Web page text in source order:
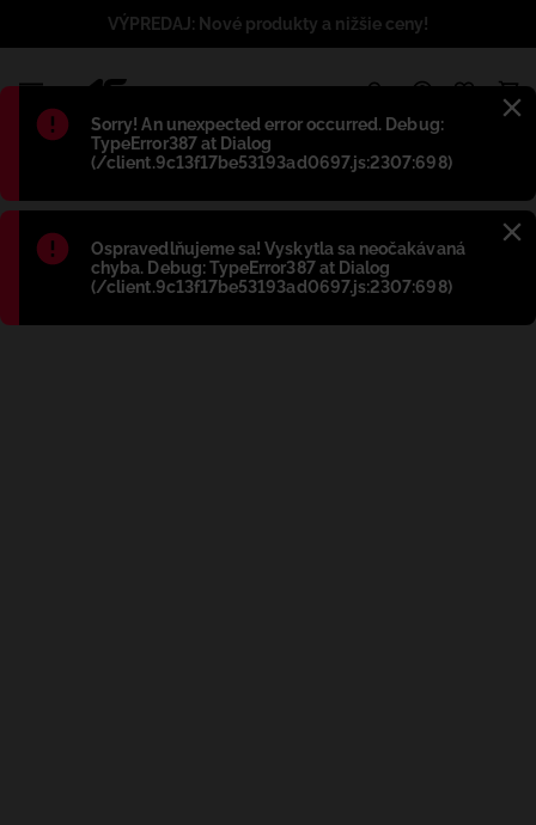
Błąd:
Sorry! An unexpected error occurred. Debug:
TypeError387 at Dialog
(/client.9c13f17be53193ad0697.js:2307:698)
Błąd:
Ospravedlňujeme sa! Vyskytla sa neočakávaná
chyba. Debug: TypeError387 at Dialog
(/client.9c13f17be53193ad0697.js:2307:698)
VÝPREDAJ: Nové produkty a nižšie ceny!